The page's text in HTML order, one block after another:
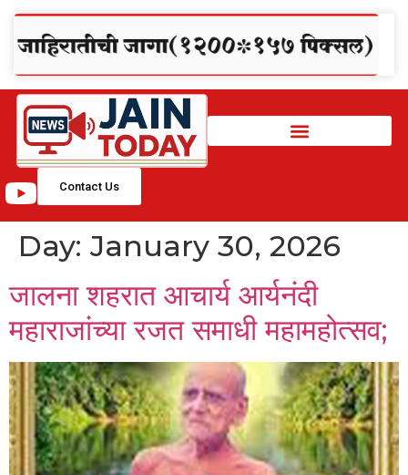
Contact Us
Day: January 30, 2026
जालना शहरात आचार्य आर्यनंदी
महाराजांच्या रजत समाधी महामहोत्सव;